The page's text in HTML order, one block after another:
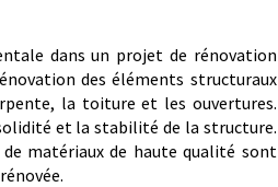
dans un projet de rénovation
des éléments structuraux
la toiture et les ouvertures.
et la stabilité de la structure.
matériaux de haute qualité sont